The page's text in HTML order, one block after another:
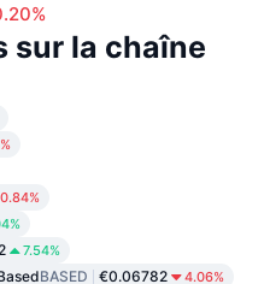
sur la chaîne
0.84%
7.54%
BASED €0.06782 4.06%